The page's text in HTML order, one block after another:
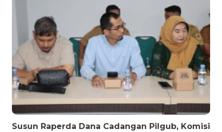
Susun Raperda Dana Cadangan Pilgub, Komisi